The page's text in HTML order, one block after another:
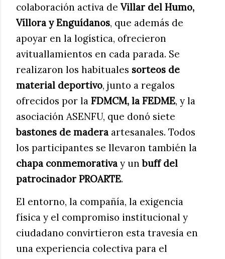
colaboración activa de Villar del Humo,
Víllora y Enguídanos, que además de
apoyar en la logística, ofrecieron
avituallamientos en cada parada. Se
realizaron los habituales sorteos de
material deportivo, junto a regalos
ofrecidos por la FDMCM, la FEDME, y la
asociación ASENFU, que donó siete
bastones de madera artesanales. Todos
los participantes se llevaron también la
chapa conmemorativa y unbuff del
patrocinador PROARTE.
El entorno, la compañía, la exigencia
física y el compromiso institucional y
ciudadano convirtieron esta travesía en
una experiencia colectiva para el